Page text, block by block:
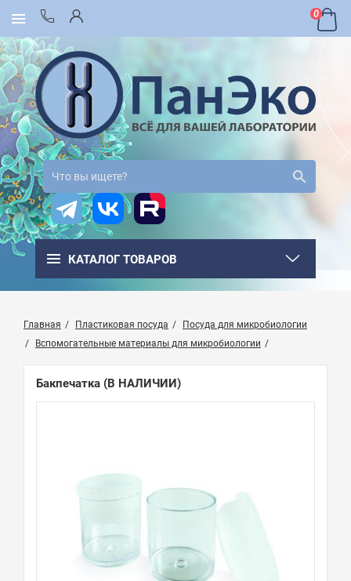
0
КАТАЛОГ ТОВАРОВ
Главная Пластиковая посуда
Посуда для микробиологии
Вспомогательные материалы для микробиологии
Бакпечатка (В НАЛИЧИИ)